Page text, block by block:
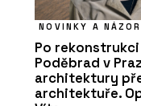
NOVINKY A
Po
Poděbrad v
architektury
architektuře.